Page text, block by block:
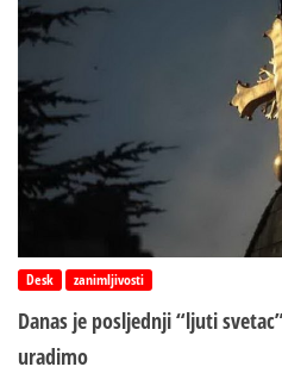
Desk zanimljivosti
Danas je posljednji “ljuti
uradimo